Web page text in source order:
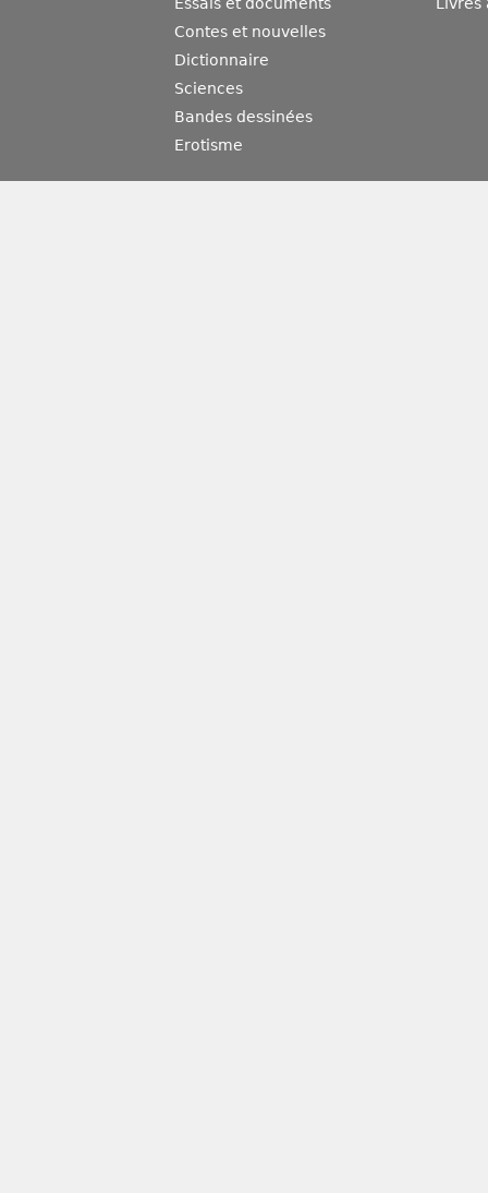
Essais et documents
Contes et nouvelles
Dictionnaire
Sciences
Bandes dessinées
Erotisme
Livres